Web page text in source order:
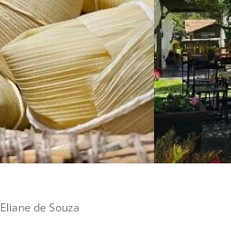
Eliane de Souza